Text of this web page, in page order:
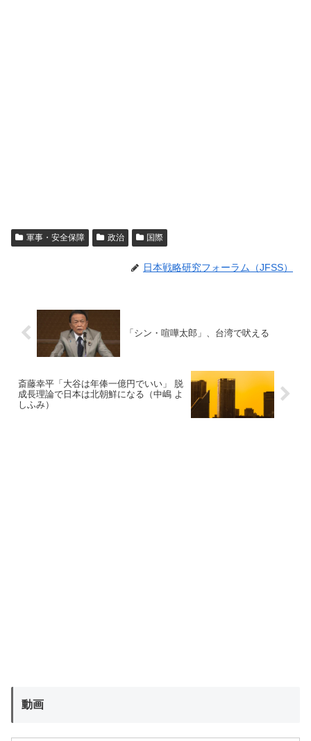
軍事・安全保障 政治 国際
日本戦略研究フォーラム（JFSS）
「シン・喧嘩太郎」、台湾で吠える
斎藤幸平「大谷は年俸一億円でいい」 脱
成長理論で日本は北朝鮮になる（中嶋 よ
しふみ）
動画